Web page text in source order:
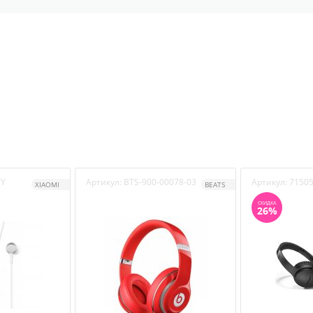
XIAOMI Артикул: BTS-900-00078-03 BEATS Артикул:
СКИДКА
26%